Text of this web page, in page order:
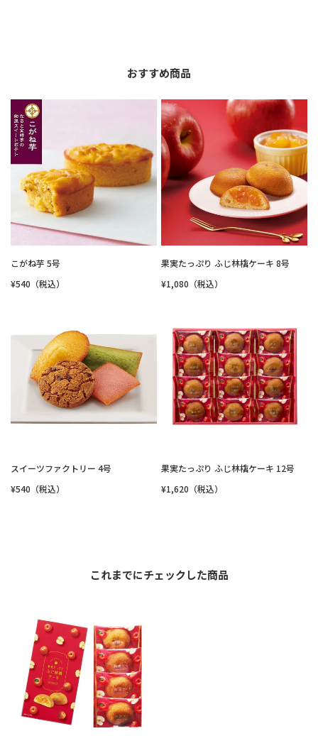
おすすめ商品
こがね芋 5号
¥540（税込）
果実たっぷり ふじ林檎ケーキ 8号
¥1,080（税込）
スイーツファクトリー 4号
¥540（税込）
果実たっぷり ふじ林檎ケーキ 12号
¥1,620（税込）
これまでにチェックした商品